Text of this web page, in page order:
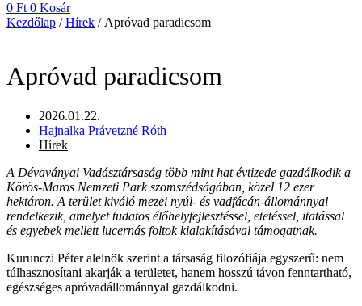
0 Ft 0 Kosár
Kezdőlap /Hírek / Apróvad paradicsom
Apróvad paradicsom
2026.01.22.
Hajnalka Právetzné Róth
Hírek
A Dévaványai Vadásztársaság több mint hat évtizede gazdálkodik a
Körös-Maros Nemzeti Park szomszédságában, közel 12 ezer
hektáron. A terület kiváló mezei nyúl- és vadfácán-állománnyal
rendelkezik, amelyet tudatos élőhelyfejlesztéssel, etetéssel, itatással
és egyebek mellett lucernás foltok kialakításával támogatnak.
Kurunczi Péter alelnök szerint a társaság filozófiája egyszerű: nem
túlhasznosítani akarják a területet, hanem hosszú távon fenntartható,
egészséges apróvadállománnyal gazdálkodni.